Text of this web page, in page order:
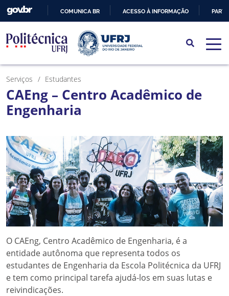
PARA
O
CONTEÚDO
COMUNICA BR ACESSO À INFORMAÇÃO
Serviços Estudantes
CAEng – Centro Acadêmico de
Engenharia
O CAEng, Centro Acadêmico de Engenharia, é a
entidade autônoma que representa todos os
estudantes de Engenharia da Escola Politécnica da UFRJ
e tem como principal tarefa ajudá-los em suas lutas e
reivindicações.